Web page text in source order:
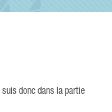
donc dans la partie